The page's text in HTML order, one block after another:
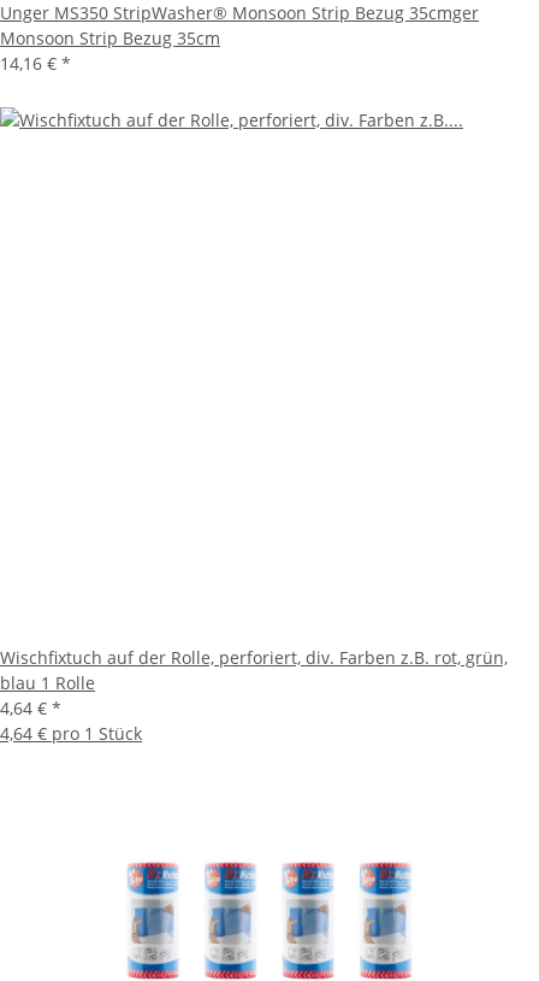
Unger MS350 StripWasher® Monsoon Strip Bezug 35cmger
Monsoon Strip Bezug 35cm
14,16 € *
Wischfixtuch auf der Rolle, perforiert, div. Farben z.B. rot, grün,
blau 1 Rolle
4,64 € *
4,64 € pro 1 Stück